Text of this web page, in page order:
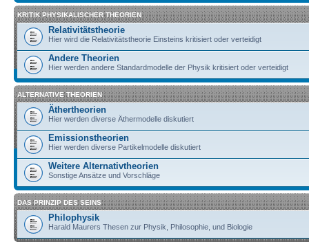
KRITIK PHYSIKALISCHER THEORIEN
Relativitätstheorie
Hier wird die Relativitätstheorie Einsteins kritisiert oder verteidigt
Andere Theorien
Hier werden andere Standardmodelle der Physik kritisiert oder verteidigt
ALTERNATIVE THEORIEN
Äthertheorien
Hier werden diverse Äthermodelle diskutiert
Emissionstheorien
Hier werden diverse Partikelmodelle diskutiert
Weitere Alternativtheorien
Sonstige Ansätze und Vorschläge
DAS PRINZIP DES SEINS
Philophysik
Harald Maurers Thesen zur Physik, Philosophie, und Biologie